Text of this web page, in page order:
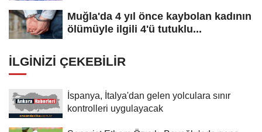
Muğla'da 4 yıl önce kaybolan kadının
ölümüyle ilgili 4'ü tutuklu...
İLGINIZI ÇEKEBILIR
İspanya, İtalya'dan gelen yolculara sınır
kontrolleri uygulayacak